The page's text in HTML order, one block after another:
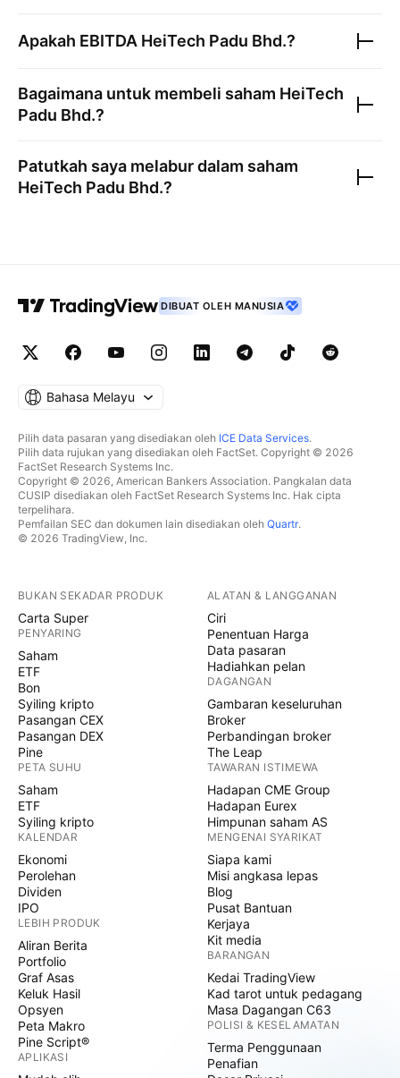
Apakah EBITDA HeiTech Padu Bhd.?
Bagaimana untuk membeli saham HeiTech
Padu Bhd.?
Patutkah saya melabur dalam saham
HeiTech Padu Bhd.?
DIBUAT OLEH MANUSIA
Bahasa Melayu
Pilih data pasaran yang disediakan oleh ICE Data Services.
Pilih data rujukan yang disediakan oleh FactSet. Copyright © 2026
FactSet Research Systems Inc.
Copyright © 2026, American Bankers Association. Pangkalan data
CUSIP disediakan oleh FactSet Research Systems Inc. Hak cipta
terpelihara.
Pemfailan SEC dan dokumen lain disediakan oleh Quartr.
© 2026 TradingView, Inc.
BUKAN SEKADAR PRODUK
Carta Super
PENYARING
Saham
ETF
Bon
Syiling kripto
Pasangan CEX
Pasangan DEX
Pine
PETA SUHU
Saham
ETF
Syiling kripto
KALENDAR
Ekonomi
Perolehan
Dividen
IPO
LEBIH PRODUK
Aliran Berita
Portfolio
Graf Asas
Keluk Hasil
Opsyen
Peta Makro
Pine Script®
APLIKASI
ALATAN & LANGGANAN
Ciri
Penentuan Harga
Data pasaran
Hadiahkan pelan
DAGANGAN
Gambaran keseluruhan
Broker
Perbandingan broker
The Leap
TAWARAN ISTIMEWA
Hadapan CME Group
Hadapan Eurex
Himpunan saham AS
MENGENAI SYARIKAT
Siapa kami
Misi angkasa lepas
Blog
Pusat Bantuan
Kerjaya
Kit media
BARANGAN
Kedai TradingView
Kad tarot untuk pedagang
Masa Dagangan C63
POLISI & KESELAMATAN
Terma Penggunaan
Penafian